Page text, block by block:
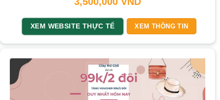
XEM WEBSITE THỰC TẾ XEM THÔNG TIN